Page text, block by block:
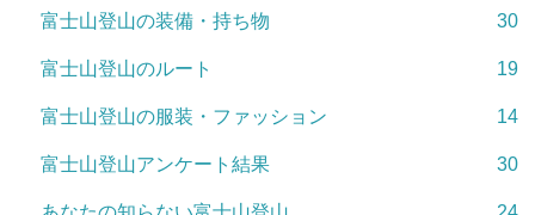
富士山登山の装備・持ち物 30
富士山登山のルート 19
富士山登山の服装・ファッション 14
富士山登山アンケート結果 30